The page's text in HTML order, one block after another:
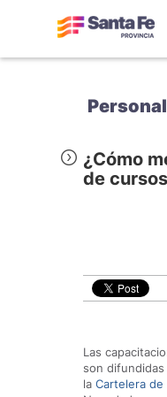
¿Cómo
de
Las
son
la Cartelera de